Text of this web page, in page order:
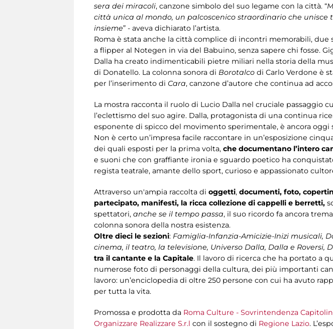
sera dei miracoli, canzone simbolo del suo legame con la città. “
città unica al mondo, un palcoscenico straordinario che unisce
insieme” - aveva dichiarato l’artista.
Roma è stata anche la città complice di incontri memorabili,
a flipper al Notegen in via del Babuino, senza sapere chi fosse.
Dalla ha creato indimenticabili pietre miliari nella storia della
di Donatello. La colonna sonora di Borotalco di Carlo Verdone è
per l’inserimento di Cara, canzone d’autore che continua ad
La mostra racconta il ruolo di Lucio Dalla nel cruciale passaggio
l’eclettismo del suo agire. Dalla, protagonista di una continua
esponente di spicco del movimento sperimentale, è ancora oggi
Non è certo un’impresa facile raccontare in un’esposizione
dei quali esposti per la prima volta, che documentano l’intero
e suoni che con graffiante ironia e sguardo poetico ha
regista teatrale, amante dello sport, curioso e appassionato
Attraverso un'ampia raccolta di oggetti, documenti, foto,
partecipato, manifesti, la ricca collezione di cappelli e berretti,
spettatori, anche se il tempo passa, il suo ricordo fa ancora
colonna sonora della nostra esistenza.
Oltre dieci le sezioni: Famiglia-Infanzia-Amicizie-Inizi musicali,
cinema, il teatro, la televisione, Universo Dalla, Dalla e Roversi,
tra il cantante e la Capitale. Il lavoro di ricerca che ha portato a
numerose foto di personaggi della cultura, dei più importanti
lavoro: un’enciclopedia di oltre 250 persone con cui ha avuto
per tutta la vita.
Promossa e prodotta da Roma Culture - Sovrintendenza
Organizzare Realizzare S.r.l con il sostegno di Regione Lazio.